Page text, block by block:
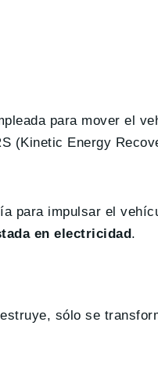
para mover el
(Kinetic Energy
para impulsar el
en electricidad .
sólo se